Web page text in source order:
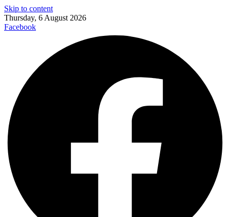
Skip to content
Thursday, 6 August 2026
Facebook